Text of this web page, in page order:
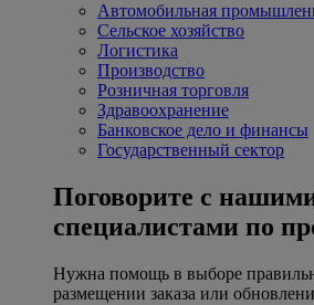
Автомобильная
Сельское хозяйство
Логистика
Производство
Розничная торговля
Здравоохранение
Банковское дело и финансы
Государственный сектор
Поговорите с
специалистами по
Нужна помощь в выборе
размещении заказа или